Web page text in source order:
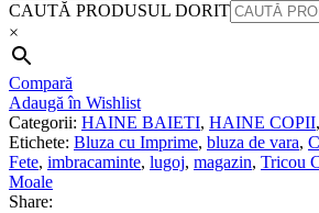
CAUTĂ PRODUSUL DORIT
×
Compară
Adaugă în Wishlist
Categorii: HAINE BAIETI, HAINE COPII,
Etichete: Bluza cu Imprime, bluza de vara,
Fete, imbracaminte, lugoj, magazin, Tricou
Moale
Share: